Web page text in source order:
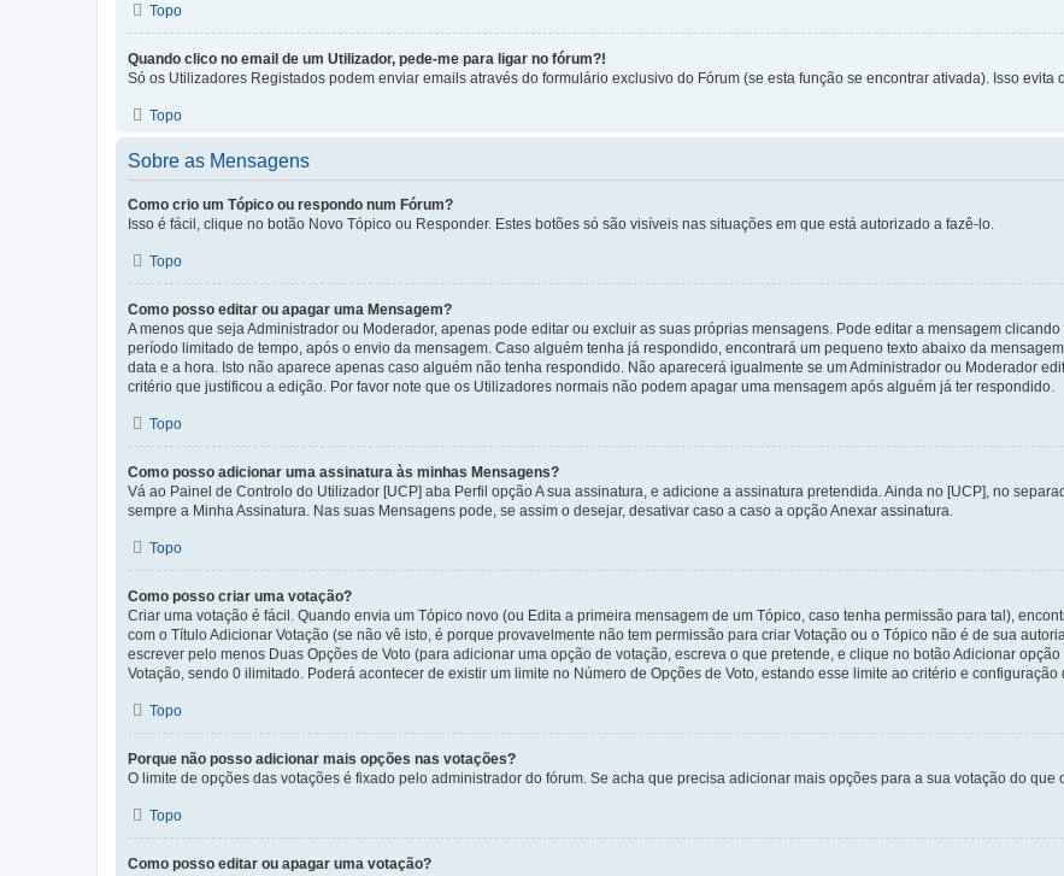
Topo
Quando clico no email de um Utilizador, pede-me para ligar no fórum?!
Só os Utilizadores Registados podem enviar emails através do formulário exclusivo do Fórum (se esta função se encontrar ativada). Isso evita
Topo
Sobre as Mensagens
Como crio um Tópico ou respondo num Fórum?
Isso é fácil, clique no botão Novo Tópico ou Responder. Estes botões só são visíveis nas situações em que está autorizado a fazê-lo.
Topo
Como posso editar ou apagar uma Mensagem?
A menos que seja Administrador ou Moderador, apenas pode editar ou excluir as suas próprias mensagens. Pode editar a mensagem
período limitado de tempo, após o envio da mensagem. Caso alguém tenha já respondido, encontrará um pequeno texto abaixo da
data e a hora. Isto não aparece apenas caso alguém não tenha respondido. Não aparecerá igualmente se um Administrador ou Moderador
critério que justificou a edição. Por favor note que os Utilizadores normais não podem apagar uma mensagem após alguém já ter respondido.
Topo
Como posso adicionar uma assinatura às minhas Mensagens?
Vá ao Painel de Controlo do Utilizador [UCP] aba Perfil opção A sua assinatura, e adicione a assinatura pretendida. Ainda no [UCP], no
sempre a Minha Assinatura. Nas suas Mensagens pode, se assim o desejar, desativar caso a caso a opção Anexar assinatura.
Topo
Como posso criar uma votação?
Criar uma votação é fácil. Quando envia um Tópico novo (ou Edita a primeira mensagem de um Tópico, caso tenha permissão para tal),
com o Título Adicionar Votação (se não vê isto, é porque provavelmente não tem permissão para criar Votação ou o Tópico não é de sua
escrever pelo menos Duas Opções de Voto (para adicionar uma opção de votação, escreva o que pretende, e clique no botão Adicionar
Votação, sendo 0 ilimitado. Poderá acontecer de existir um limite no Número de Opções de Voto, estando esse limite ao critério e configuração
Topo
Porque não posso adicionar mais opções nas votações?
O limite de opções das votações é fixado pelo administrador do fórum. Se acha que precisa adicionar mais opções para a sua votação do que
Topo
Como posso editar ou apagar uma votação?